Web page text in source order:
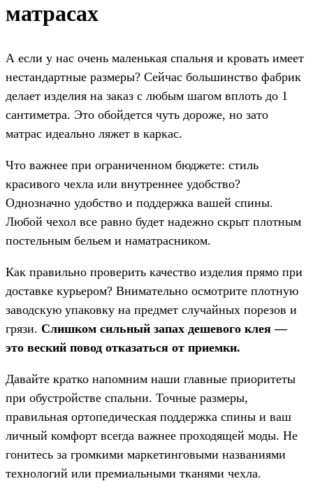
матрасах
А если у нас очень маленькая спальня и кровать имеет
нестандартные размеры? Сейчас большинство фабрик
делает изделия на заказ с любым шагом вплоть до 1
сантиметра. Это обойдется чуть дороже, но зато
матрас идеально ляжет в каркас.
Что важнее при ограниченном бюджете: стиль
красивого чехла или внутреннее удобство?
Однозначно удобство и поддержка вашей спины.
Любой чехол все равно будет надежно скрыт плотным
постельным бельем и наматрасником.
Как правильно проверить качество изделия прямо при
доставке курьером? Внимательно осмотрите плотную
заводскую упаковку на предмет случайных порезов и
грязи. Слишком сильный запах дешевого клея —
это веский повод отказаться от приемки.
Давайте кратко напомним наши главные приоритеты
при обустройстве спальни. Точные размеры,
правильная ортопедическая поддержка спины и ваш
личный комфорт всегда важнее проходящей моды. Не
гонитесь за громкими маркетинговыми названиями
технологий или премиальными тканями чехла.